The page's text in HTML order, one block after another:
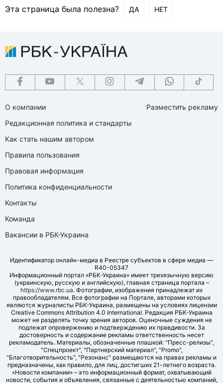
Эта страница была полезна? ДА НЕТ
О компании
Редакционная политика и стандарты
Как стать нашим автором
Правила пользования
Правовая информация
Политика конфиденциальности
Контакты
Команда
Вакансии в РБК-Украина
Разместить рекламу
Идентификатор онлайн-медиа в Реестре субъектов в сфере медиа —
R40-05347
Информационный портал «РБК-Украина» имеет трехязычную версию
(украинскую, русскую и английскую), главная страница портала –
https://www.rbc.ua. Фотографии, изображения принадлежат их
правообладателям. Все фотографии на Портале, авторами которых
являются журналисты РБК-Украина, размещены на условиях лицензии
Creative Commons Attribution 4.0 International. Редакция РБК-Украина
может не разделять точку зрения авторов. Оценочные суждения не
подлежат опровержению и подтверждению их правдивости. За
достоверность и содержание рекламы ответственность несет
рекламодатель. Материалы, обозначенные плашкой: "Пресс-релизы",
"Спецпроект", "Партнерский материал", "Promo",
"Благотворительность", "Резонанс" размещаются на правах рекламы и
предназначены, как правило, для лиц, достигших 21-летнего возраста.
«Новости компании» – это информационный формат, охватывающий
новости, события и объявления, связанные с деятельностью компаний,